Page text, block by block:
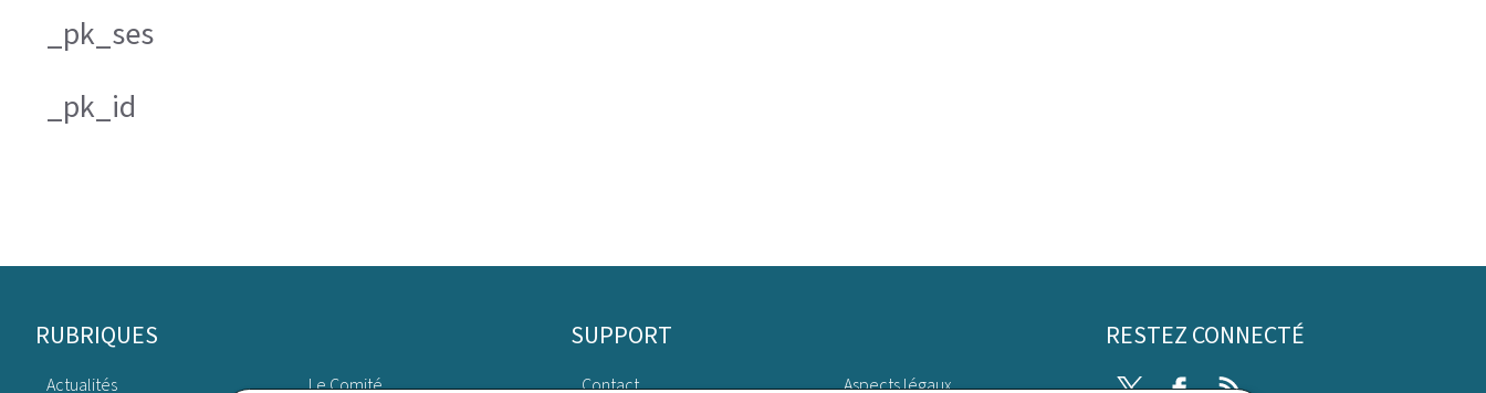
_pk_ses
_pk_id
Pied
de
RUBRIQUES
Actualités Le Comité
SUPPORT
Contact Aspects légaux
RESTEZ CONNECTÉ
TwitterFacebook
RSS